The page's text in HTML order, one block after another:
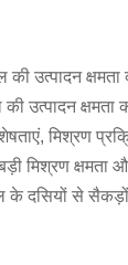
उत्पादन क्षमता
उत्पादन क्षमता
मिश्रण
मिश्रण क्षमता
के दसियों से